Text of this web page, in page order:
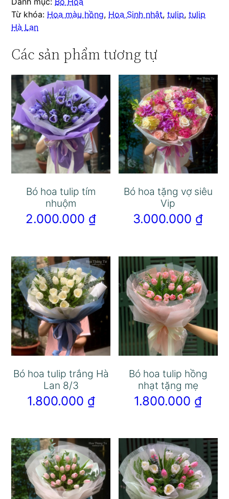
Từ khóa: Hoa màu hồng, Hoa Sinh nhật,tulip,tulip
Hà Lan
Các sản phẩm tương tự
Bó hoa tulip tím
nhuộm
2.000.000 ₫
Bó hoa tặng vợ siêu
Vip
3.000.000 ₫
Bó hoa tulip trắng Hà
Lan 8/3
1.800.000 ₫
Bó hoa tulip hồng
nhạt tặng mẹ
1.800.000 ₫